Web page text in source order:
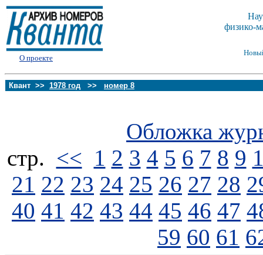
О проекте
физико-
Квант >> 1978 год >> номер 8
Обложка
стp. << 1 2 3 4 5 6 7 8 9
21 22 23 24 25 26 27 28
40 41 42 43 44 45 46 47
59 60 61